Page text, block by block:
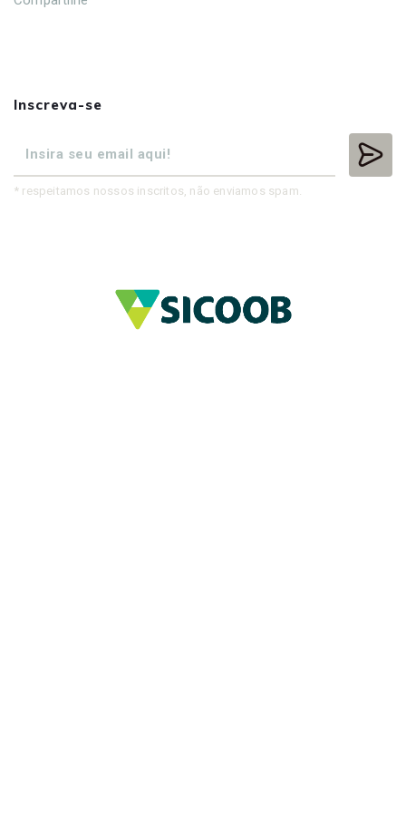
Inscreva-se
* respeitamos nossos inscritos, não enviamos spam.